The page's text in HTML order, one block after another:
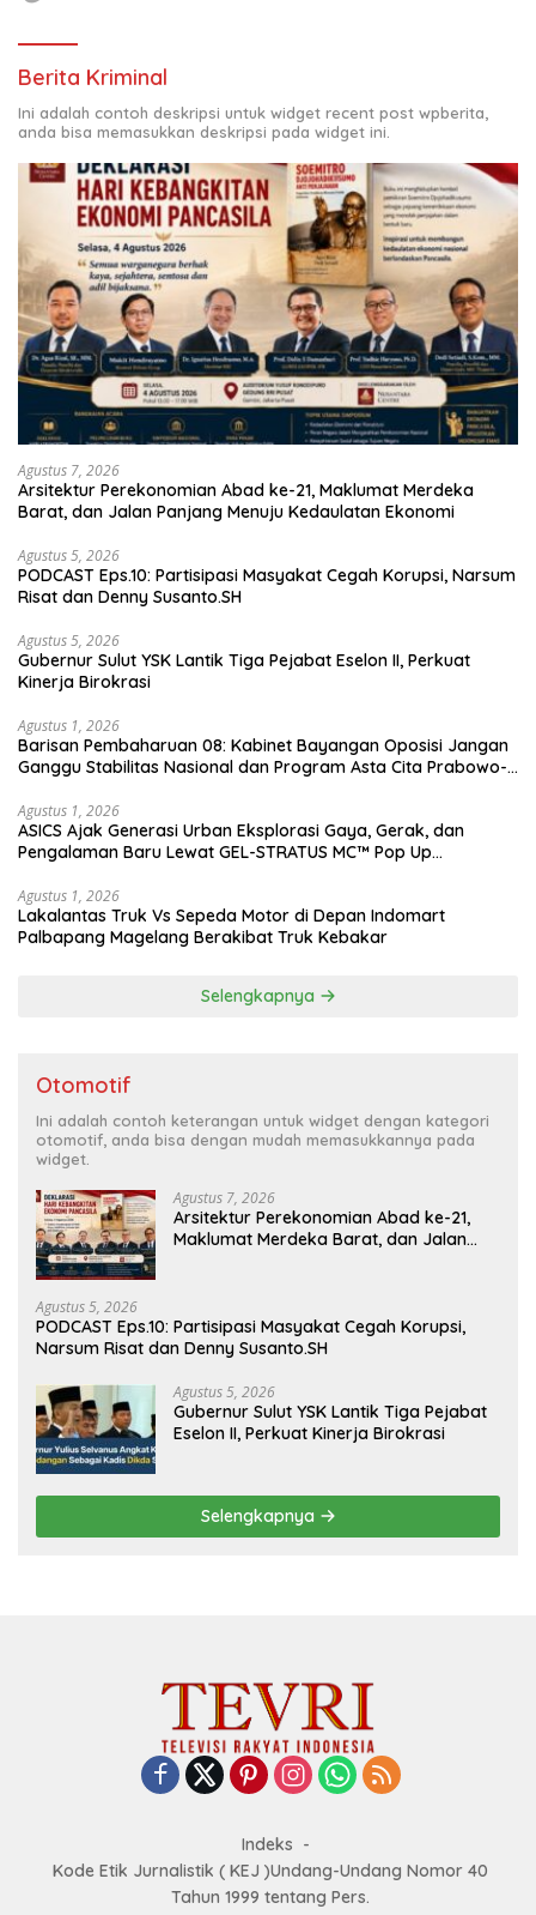
Berita Kriminal
Ini adalah contoh deskripsi untuk widget recent post wpberita,
anda bisa memasukkan deskripsi pada widget ini.
Agustus 7, 2026
Arsitektur Perekonomian Abad ke-21, Maklumat Merdeka
Barat, dan Jalan Panjang Menuju Kedaulatan Ekonomi
Agustus 5, 2026
PODCAST Eps.10: Partisipasi Masyakat Cegah Korupsi, Narsum
Risat dan Denny Susanto.SH
Agustus 5, 2026
Gubernur Sulut YSK Lantik Tiga Pejabat Eselon II, Perkuat
Kinerja Birokrasi
Agustus 1, 2026
Barisan Pembaharuan 08: Kabinet Bayangan Oposisi Jangan
Ganggu Stabilitas Nasional dan Program Asta Cita Prabowo-
Agustus 1, 2026
ASICS Ajak Generasi Urban Eksplorasi Gaya, Gerak, dan
Pengalaman Baru Lewat GEL-STRATUS MC™ Pop Up
Agustus 1, 2026
Lakalantas Truk Vs Sepeda Motor di Depan Indomart
Palbapang Magelang Berakibat Truk Kebakar
Selengkapnya
Otomotif
Ini adalah contoh keterangan untuk widget dengan kategori
otomotif, anda bisa dengan mudah memasukkannya pada
widget.
Agustus 7, 2026
Arsitektur Perekonomian Abad ke-21,
Maklumat Merdeka Barat, dan Jalan
Agustus 5, 2026
PODCAST Eps.10: Partisipasi Masyakat Cegah Korupsi,
Narsum Risat dan Denny Susanto.SH
Agustus 5, 2026
Gubernur Sulut YSK Lantik Tiga Pejabat
Eselon II, Perkuat Kinerja Birokrasi
Selengkapnya
Indeks
Kode Etik Jurnalistik ( KEJ )Undang-Undang Nomor 40
Tahun 1999 tentang Pers.